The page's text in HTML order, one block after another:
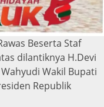
Beserta Staf
dilantiknya H.Devi
Wakil Bupati
Republik